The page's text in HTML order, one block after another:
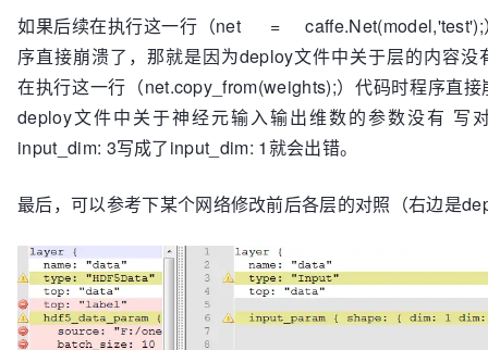
}
如果后续在执行这一行（net = caffe.Net(model,'test');
序直接崩溃了，那就是因为deploy文件中关于层的内容没
在执行这一行（net.copy_from(weights);）代码时程序直
deploy文件中关于神经元输入输出维数的参数没有 写
input_dim: 3写成了input_dim: 1就会出错。
最后，可以参考下某个网络修改前后各层的对照（右边是